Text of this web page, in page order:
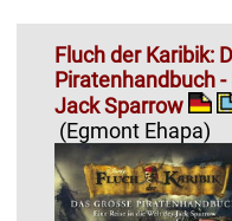
Fluch der Karibik:
Piratenhandbuch -
Jack Sparrow
(Egmont Ehapa)